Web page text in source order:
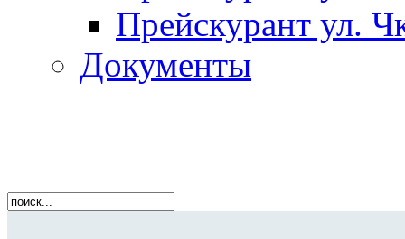
Прейскурант ул.
Документы